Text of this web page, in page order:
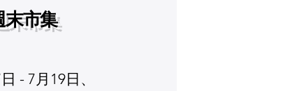
末市集
- 7月19日、